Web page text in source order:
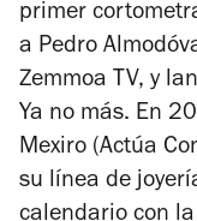
primer
a Pedro
Zemmoa TV, y
Ya no más. En
Mexiro (Actúa
su línea de
calendario con